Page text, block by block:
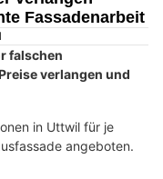
E-Bikes, E-Scooter